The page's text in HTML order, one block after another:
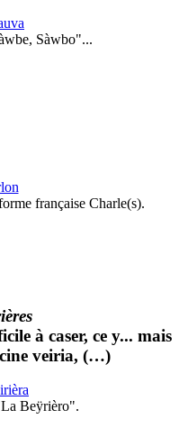
Sàwbo"...
française Charle(s).
à caser, ce y... mais
veiria, (…)
Beÿrièro".